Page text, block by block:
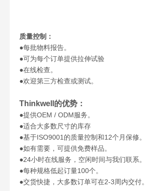
质量控制：
●每批物料报告。
●可为每个订单提供拉伸试验
●在线检查。
●欢迎第三方检查或测试。
Thinkwell的优势：
●提供OEM / ODM服务。
●适合大多数尺寸的库存
●基于ISO9001的质量控制和12个月保修。
●如有需要，可提供免费样品。
●24小时在线服务，空闲时间与我们联系。
●每种规格低起订量100个。
●交货快捷，大多数订单可在2-3周内交付。